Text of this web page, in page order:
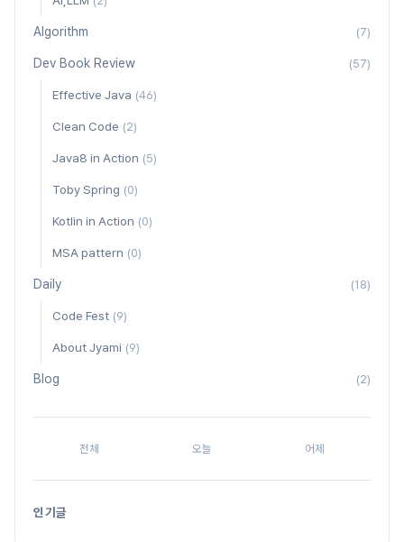
Algorithm (7)
Dev Book Review (57)
Effective Java (46)
Clean Code (2)
Java8 in Action (5)
Toby Spring (0)
Kotlin in Action (0)
MSA pattern (0)
Daily (18)
Code Fest (9)
About Jyami (9)
Blog (2)
전체 오늘 어제